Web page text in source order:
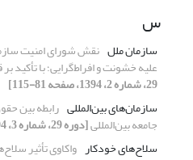
س
سازمان ملل نقش شورای امنیت
علیه خشونت و افراط‌گرایی؛ با تأکید
29، شماره 2، 1394، صفحه 81-115]
سازمان‌های بین‌المللی رابطه بین
جامعه بین‌المللی[دوره 29، شماره 3، 1394، صفحه 7-33]
سلاح‌های خودکار واکاوی تأثیر